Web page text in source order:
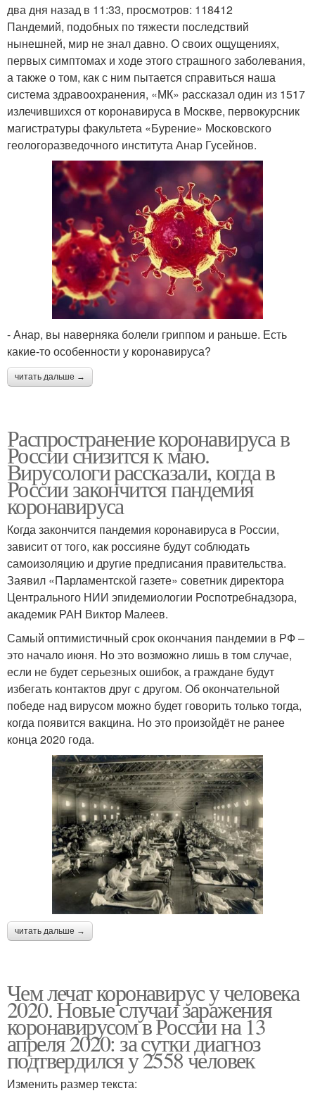
два дня назад в 11:33, просмотров: 118412
Пандемий, подобных по тяжести последствий
нынешней, мир не знал давно. О своих ощущениях,
первых симптомах и ходе этого страшного заболевания,
а также о том, как с ним пытается справиться наша
система здравоохранения, «МК» рассказал один из 1517
излечившихся от коронавируса в Москве, первокурсник
магистратуры факультета «Бурение» Московского
геологоразведочного института Анар Гусейнов.
- Анар, вы наверняка болели гриппом и раньше. Есть
какие-то особенности у коронавируса?
читать дальше →
Распространение коронавируса в
России снизится к маю.
Вирусологи рассказали, когда в
России закончится пандемия
коронавируса
Когда закончится пандемия коронавируса в России,
зависит от того, как россияне будут соблюдать
самоизоляцию и другие предписания правительства.
Заявил «Парламентской газете» советник директора
Центрального НИИ эпидемиологии Роспотребнадзора,
академик РАН Виктор Малеев.
Самый оптимистичный срок окончания пандемии в РФ –
это начало июня. Но это возможно лишь в том случае,
если не будет серьезных ошибок, а граждане будут
избегать контактов друг с другом. Об окончательной
победе над вирусом можно будет говорить только тогда,
когда появится вакцина. Но это произойдёт не ранее
конца 2020 года.
читать дальше →
Чем лечат коронавирус у человека
2020. Новые случаи заражения
коронавирусом в России на 13
апреля 2020: за сутки диагноз
подтвердился у 2558 человек
Изменить размер текста: